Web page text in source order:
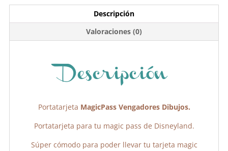
c
e
b
o
itt
er
at
s
A
p
m
p
ar
tir
Descripción
Valoraciones (0)
Descripción
Portatarjeta MagicPass Vengadores Dibujos.
Portatarjeta para tu magic pass de Disneyland.
Súper cómodo para poder llevar tu tarjeta magic